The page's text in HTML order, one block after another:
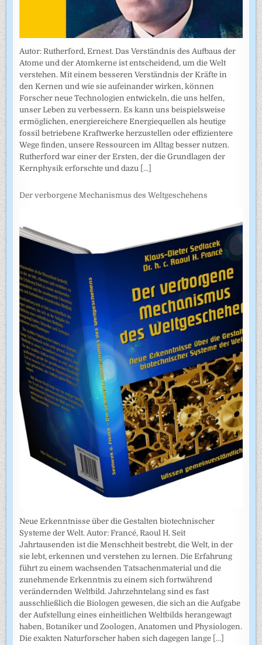
Autor: Rutherford, Ernest. Das Verständnis des Aufbaus der
Atome und der Atomkerne ist entscheidend, um die Welt
verstehen. Mit einem besseren Verständnis der Kräfte in
den Kernen und wie sie aufeinander wirken, können
Forscher neue Technologien entwickeln, die uns helfen,
unser Leben zu verbessern. Es kann uns beispielsweise
ermöglichen, energiereichere Energiequellen als heutige
fossil betriebene Kraftwerke herzustellen oder effizientere
Wege finden, unsere Ressourcen im Alltag besser nutzen.
Rutherford war einer der Ersten, der die Grundlagen der
Kernphysik erforschte und dazu [...]
Der verborgene Mechanismus des Weltgeschehens
Neue Erkenntnisse über die Gestalten biotechnischer
Systeme der Welt. Autor: Francé, Raoul H. Seit
Jahrtausenden ist die Menschheit bestrebt, die Welt, in der
sie lebt, erkennen und verstehen zu lernen. Die Erfahrung
führt zu einem wachsenden Tatsachenmaterial und die
zunehmende Erkenntnis zu einem sich fortwährend
verändernden Weltbild. Jahrzehntelang sind es fast
ausschließlich die Biologen gewesen, die sich an die Aufgabe
der Aufstellung eines einheitlichen Weltbilds herangewagt
haben, Botaniker und Zoologen, Anatomen und Physiologen.
Die exakten Naturforscher haben sich dagegen lange [...]